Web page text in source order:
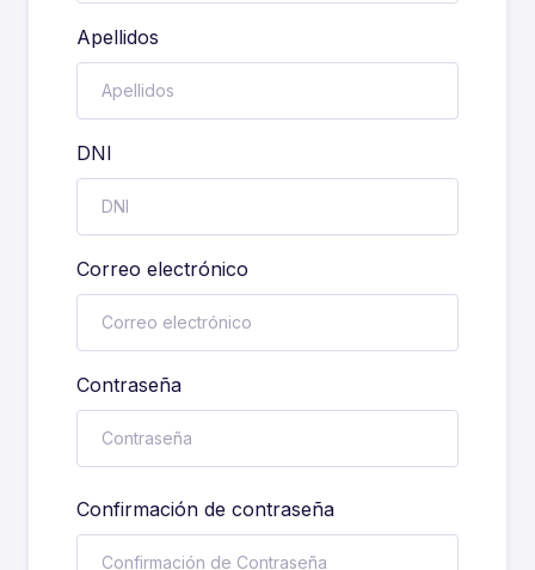
Apellidos
DNI
Correo electrónico
Contraseña
Confirmación de contraseña